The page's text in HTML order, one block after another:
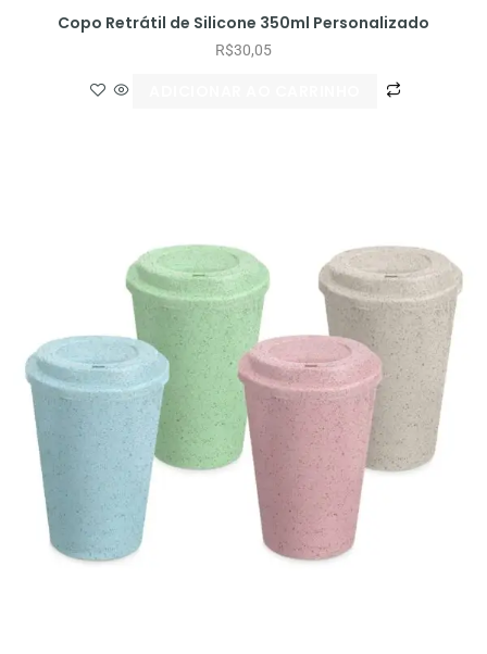
Copo Retrátil de Silicone 350ml Personalizado
R$30,05